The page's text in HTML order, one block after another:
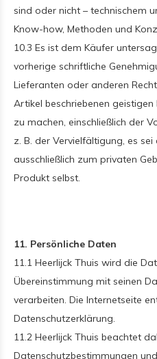
sind oder nicht – technischem
Know-how, Methoden und
10.3 Es ist dem Käufer
vorherige schriftliche
Lieferanten oder anderen
Artikel beschriebenen
zu machen, einschließlich der
z. B. der Vervielfältigung, es
ausschließlich zum privaten
Produkt selbst.
11. Persönliche Daten
11.1 Heerlijck Thuis wird die
Übereinstimmung mit seinen
verarbeiten. Die Internetseite
Datenschutzerklärung.
11.2 Heerlijck Thuis beachtet
Datenschutzbestimmungen